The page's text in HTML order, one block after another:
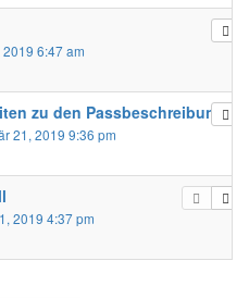
6:47 am
zu den Passbeschreibungen
21, 2019 9:36 pm
2019 4:37 pm